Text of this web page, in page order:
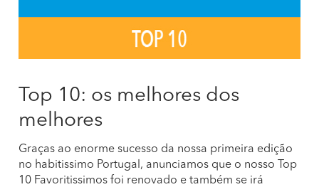
Top 10: os melhores dos
melhores
Graças ao enorme sucesso da nossa primeira edição
no habitissimo Portugal, anunciamos que o nosso Top
10 Favoritissimos foi renovado e também se irá